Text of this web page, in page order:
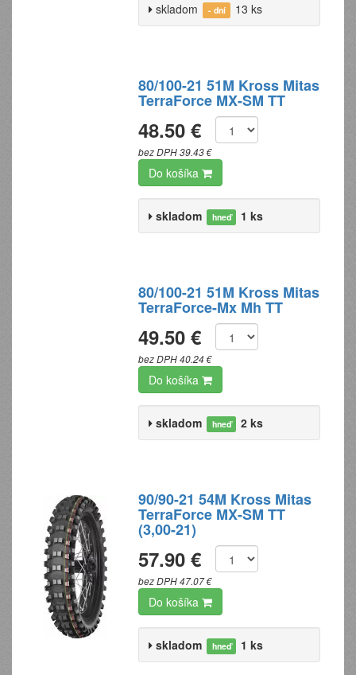
skladom - dní 13 ks
80/100-21 51M Kross Mitas
TerraForce MX-SM TT
48.50 €
bez DPH 39.43 €
Do košíka
skladom hneď 1 ks
80/100-21 51M Kross Mitas
TerraForce-Mx Mh TT
49.50 €
bez DPH 40.24 €
Do košíka
skladom hneď 2 ks
90/90-21 54M Kross Mitas
TerraForce MX-SM TT
(3,00-21)
57.90 €
bez DPH 47.07 €
Do košíka
skladom hneď 1 ks